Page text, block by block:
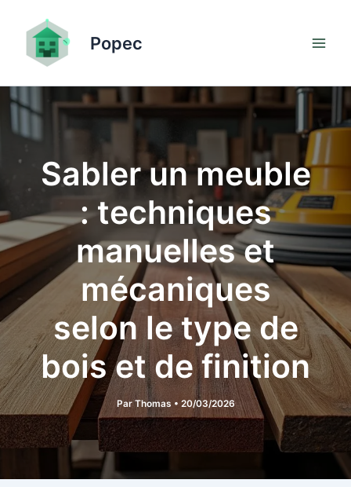
contenu
Popec
Sabler un meuble
: techniques
manuelles et
mécaniques
selon le type de
bois et de finition
Par Thomas • 20/03/2026